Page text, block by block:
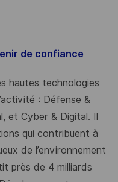
de confiance
hautes technologies
: Défense &
et Cyber & Digital. Il
qui contribuent à
de l’environnement
près de 4 milliards